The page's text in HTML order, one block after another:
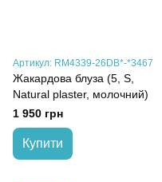
Артикул: RM4339-26DB*-*3467
Жакардова блуза (5, S,
Natural plaster, молочний)
1 950 грн
Купити